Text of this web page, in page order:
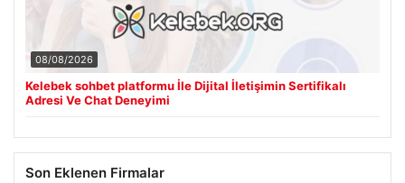
08/08/2026
Kelebek sohbet platformu İle Dijital İletişimin Sertifikalı
Adresi Ve Chat Deneyimi
Son Eklenen Firmalar